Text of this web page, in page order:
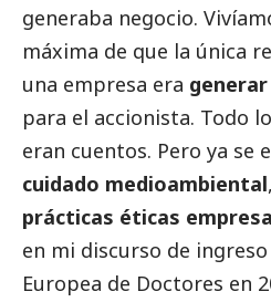
generaba negocio.
máxima de que la única
una empresa era
para el accionista. Todo
eran cuentos. Pero ya se
cuidado medioambiental
prácticas éticas
en mi discurso de
Europea de Doctores en